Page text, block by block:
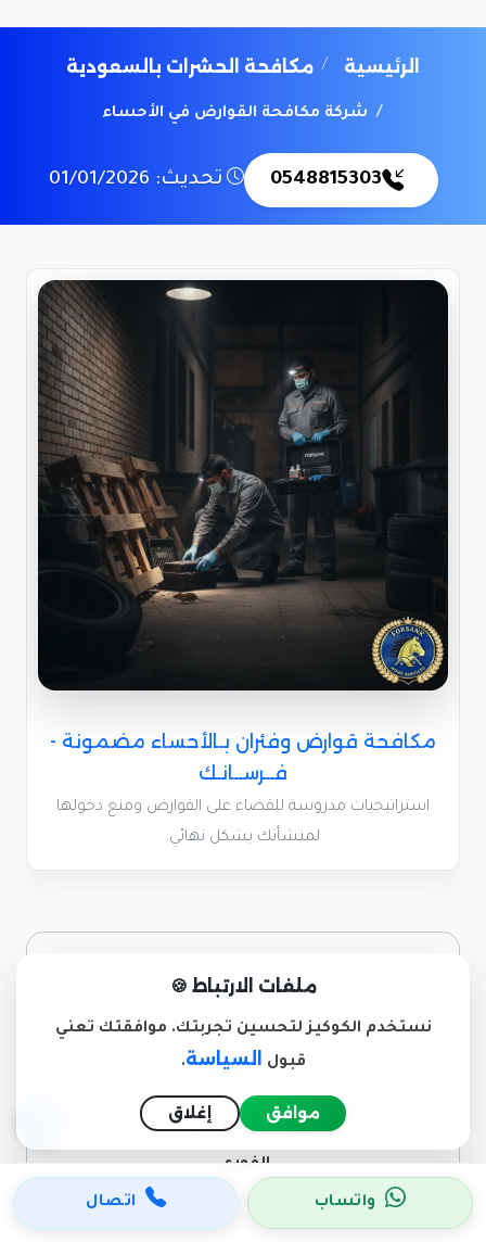
الرئيسية مكافحة الحشرات بالسعودية
شركة مكافحة القوارض في الأحساء
0548815303 تحديث: 01/01/2026
مكافحة قوارض وفئران بـالأحساء مضمونة -
فــرســانـك
استراتيجيات مدروسة للقضاء على القوارض ومنع دخولها
لمنشأتك بشكل نهائي.
خدمة مكافحة قوارض متخصصة
في الأحساء
نشاط الفئران. خبراء فرسانك يقدمون لك خطة
وقائية شاملة تشمل المسح الميداني والعلاج
الفوري.
واتساب اتصال
ملفات الارتباط 🍪
نستخدم الكوكيز لتحسين تجربتك. موافقتك تعني
قبول
السياسة.
موافق إغلاق